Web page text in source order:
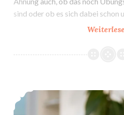
sind oder ob es sich dabei schon
4. Vorsorgeuntersuchung bei